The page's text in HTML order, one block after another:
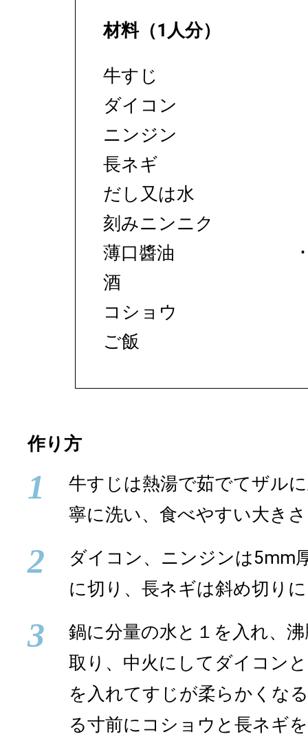
材料（1人分）
牛すじ
ダイコン
ニンジン
長ネギ
だし又は水
刻みニンニク
薄口醬油
酒
コショウ
ご飯
作り方
1
牛すじは熱湯で茹でてザル
寧に洗い、食べやすい大き
2
ダイコン、ニンジンは5mm
に切り、長ネギは斜め切り
3
鍋に分量の水と１を入れ、
取り、中火にしてダイコン
を入れてすじが柔らかくな
る寸前にコショウと長ネギ